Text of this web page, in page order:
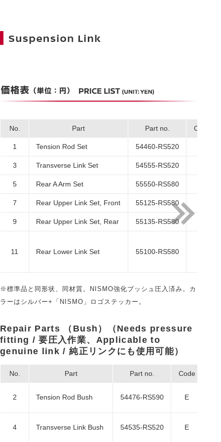
No. Part Part no. Code
1 Tension Rod Set 54460-RS520
3 Transverse Link Set 54555-RS520
5 Rear A Arm Set 55550-RS580
7 Rear Upper Link Set, Front 55125-RS580
9 Rear Upper Link Set, Rear 55135-RS580
11 Rear Lower Link Set 55100-RS580
※標準品と同形状、同材質。NISMO強化ブッシュ圧入済み。カ
ラーはシルバー+「NISMO」ロゴステッカー。
Repair Parts （Bush）（Needs pressure
fitting / 要圧入作業、Applicable to
genuine link / 純正リンクにも使用可能）
No. Part Part no. Code
2 Tension Rod Bush 54476-RS590 E
4 Transverse Link Bush 54535-RS520 E